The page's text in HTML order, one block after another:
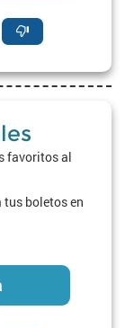
favoritos al
tus boletos en